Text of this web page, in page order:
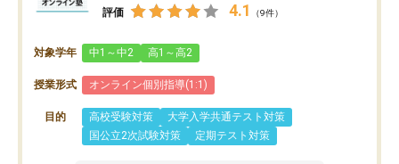
評価 4.1 （9件）
対象学年 中1～中2 高1～高2
授業形式 オンライン個別指導(1:1)
目的 高校受験対策
大学入学共通テスト対策
国公立2次試験対策
定期テスト対策